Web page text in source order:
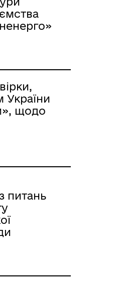
України
щодо
питань